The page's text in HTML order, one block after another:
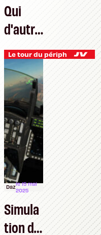
Qui
d'autre
que
Windo
ws
pour
réparer
votre
Windo
ws ?
Le tour du périph
Daz
le 15 mai
2025
Simula
tion de